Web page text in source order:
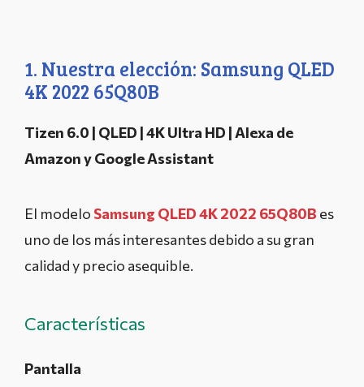
1. Nuestra elección: Samsung QLED
4K 2022 65Q80B
Tizen 6.0 | QLED | 4K Ultra HD | Alexa de
Amazon y Google Assistant
El modelo Samsung QLED 4K 2022 65Q80B es
uno de los más interesantes debido a su gran
calidad y precio asequible.
Características
Pantalla